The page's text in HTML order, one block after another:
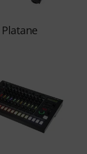
Platane